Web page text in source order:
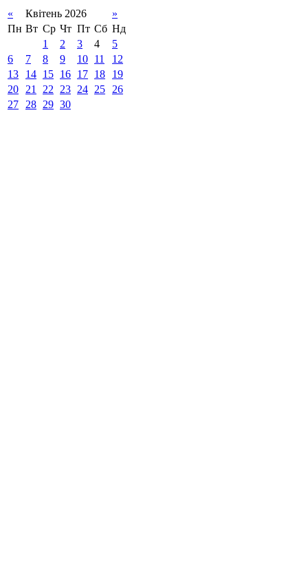
« Квітень 2026
»
Пн Вт Ср Чт Пт Сб Нд
1
2 3 4
5
6
7 8 9 10 11
12
13
14 15 16 17 18
19
20
21 22 23 24 25
26
27
28 29 30